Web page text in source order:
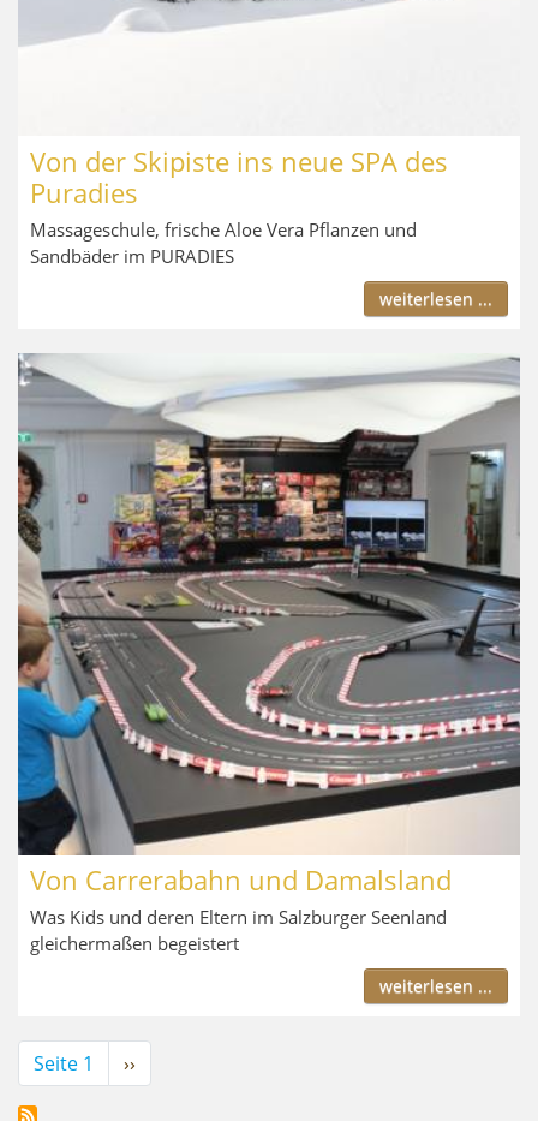
Von der Skipiste ins neue SPA des
Puradies
Massageschule, frische Aloe Vera Pflanzen und
Sandbäder im PURADIES
weiterlesen ...
Von Carrerabahn und Damalsland
Was Kids und deren Eltern im Salzburger Seenland
gleichermaßen begeistert
weiterlesen ...
Seitennummerierung
Seite 1
Nächste
Seite
››